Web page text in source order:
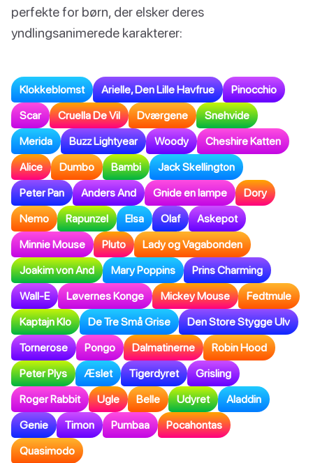
perfekte for børn, der elsker deres
yndlingsanimerede karakterer:
Klokkeblomst Arielle, Den Lille Havfrue Pinocchio
Scar Cruella De Vil Dværgene Snehvide
Merida Buzz Lightyear Woody Cheshire Katten
Alice Dumbo Bambi Jack Skellington
Peter Pan Anders And Gnide en lampe Dory
Nemo Rapunzel Elsa Olaf Askepot
Minnie Mouse Pluto Lady og Vagabonden
Joakim von And Mary Poppins Prins Charming
Wall-E Løvernes Konge Mickey Mouse Fedtmule
Kaptajn Klo De Tre Små Grise Den Store Stygge Ulv
Tornerose Pongo Dalmatinerne Robin Hood
Peter Plys Æslet Tigerdyret Grisling
Roger Rabbit Ugle Belle Udyret Aladdin
Genie Timon Pumbaa Pocahontas
Quasimodo